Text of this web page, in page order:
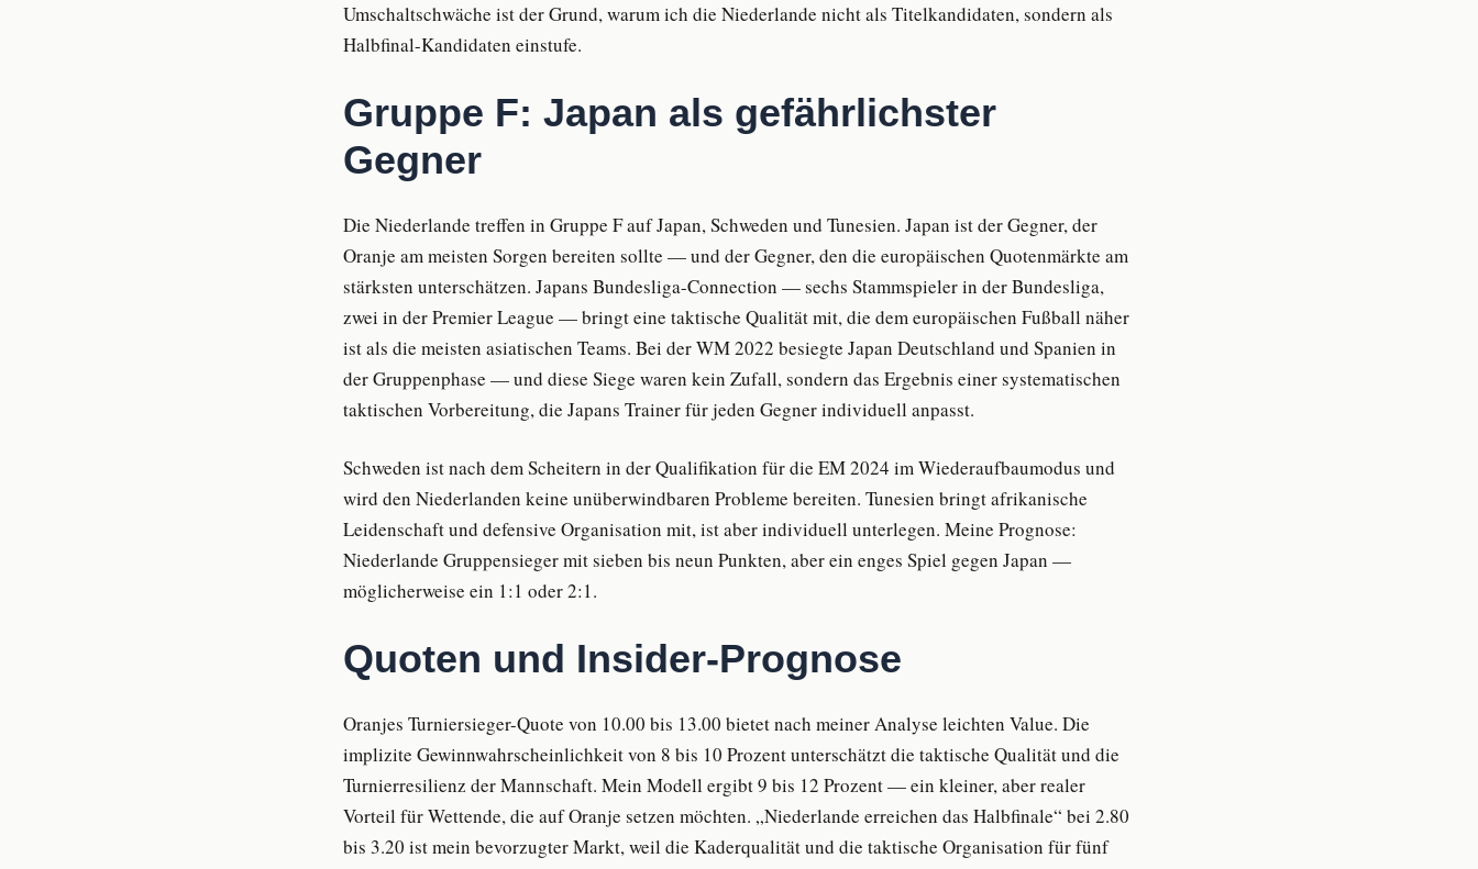
Umschaltschwäche ist der Grund, warum ich die Niederlande nicht als Titelkandidaten, sondern als
Halbfinal-Kandidaten einstufe.
Gruppe F: Japan als gefährlichster
Gegner
Die Niederlande treffen in Gruppe F auf Japan, Schweden und Tunesien. Japan ist der Gegner, der
Oranje am meisten Sorgen bereiten sollte — und der Gegner, den die europäischen Quotenmärkte am
stärksten unterschätzen. Japans Bundesliga-Connection — sechs Stammspieler in der Bundesliga,
zwei in der Premier League — bringt eine taktische Qualität mit, die dem europäischen Fußball näher
ist als die meisten asiatischen Teams. Bei der WM 2022 besiegte Japan Deutschland und Spanien in
der Gruppenphase — und diese Siege waren kein Zufall, sondern das Ergebnis einer systematischen
taktischen Vorbereitung, die Japans Trainer für jeden Gegner individuell anpasst.
Schweden ist nach dem Scheitern in der Qualifikation für die EM 2024 im Wiederaufbaumodus und
wird den Niederlanden keine unüberwindbaren Probleme bereiten. Tunesien bringt afrikanische
Leidenschaft und defensive Organisation mit, ist aber individuell unterlegen. Meine Prognose:
Niederlande Gruppensieger mit sieben bis neun Punkten, aber ein enges Spiel gegen Japan —
möglicherweise ein 1:1 oder 2:1.
Quoten und Insider-Prognose
Oranjes Turniersieger-Quote von 10.00 bis 13.00 bietet nach meiner Analyse leichten Value. Die
implizite Gewinnwahrscheinlichkeit von 8 bis 10 Prozent unterschätzt die taktische Qualität und die
Turnierresilienz der Mannschaft. Mein Modell ergibt 9 bis 12 Prozent — ein kleiner, aber realer
Vorteil für Wettende, die auf Oranje setzen möchten. „Niederlande erreichen das Halbfinale“ bei 2.80
bis 3.20 ist mein bevorzugter Markt, weil die Kaderqualität und die taktische Organisation für fünf